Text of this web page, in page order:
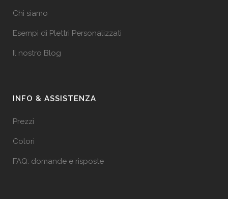
Chi siamo
Esempi di Plettri Personalizzati
Il nostro Blog
INFO & ASSISTENZA
Prezzi
Colori
FAQ: domande e risposte